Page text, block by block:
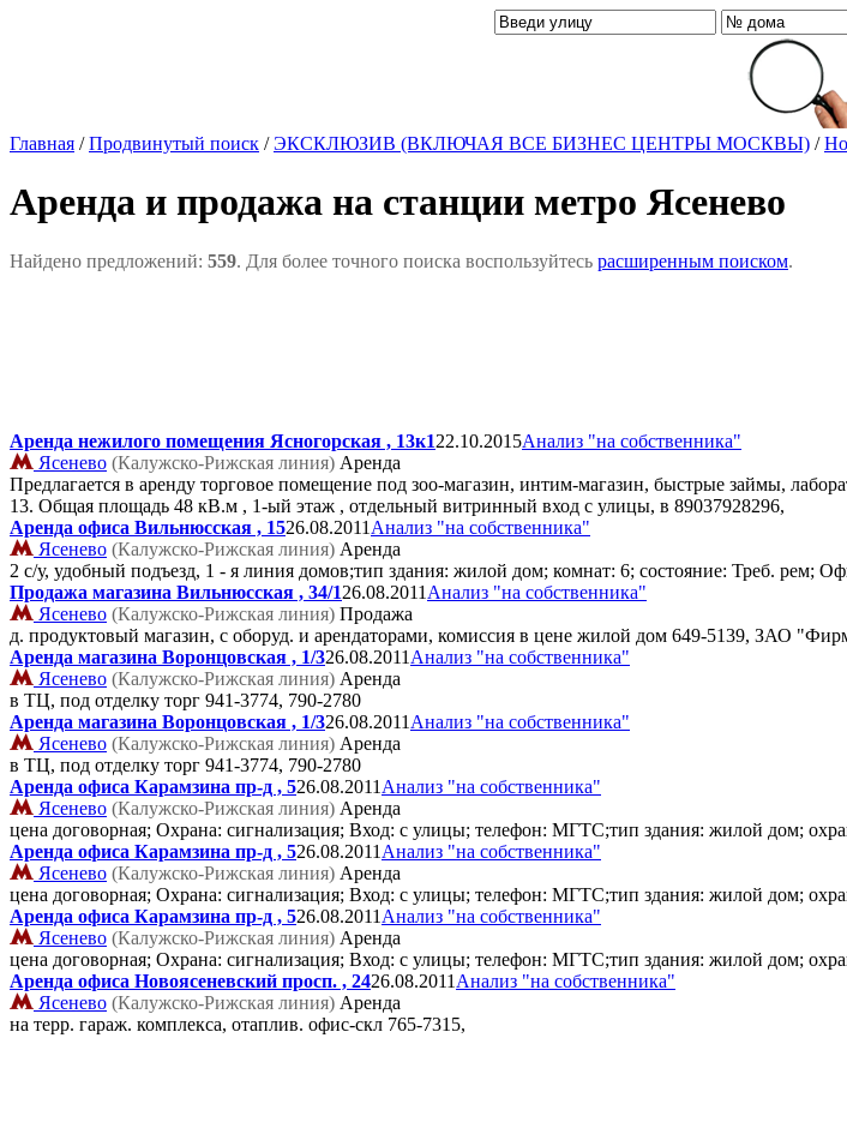
Главная /Продвинутый поиск /ЭКСКЛЮЗИВ (ВКЛЮЧАЯ ВСЕ БИЗНЕС ЦЕНТРЫ МОСКВЫ) /
Аренда и продажа на станции метро Ясенево
Найдено предложений: 559. Для более точного поиска воспользуйтесь расширенным поиском.
Аренда нежилого помещения Ясногорская , 13к122.10.2015Анализ "на собственника"
Ясенево (Калужско-Рижская линия) Аренда
Предлагается в аренду торговое помещение под зоо-магазин, интим-магазин, быстрые займы,
13. Общая площадь 48 кВ.м , 1-ый этаж , отдельный витринный вход с улицы, в 89037928296,
Аренда офиса Вильнюсская , 1526.08.2011 Анализ "на собственника"
Ясенево (Калужско-Рижская линия) Аренда
2 с/у, удобный подъезд, 1 - я линия домов;тип здания: жилой дом; комнат: 6; состояние: Треб. рем;
Продажа магазина Вильнюсская , 34/126.08.2011 Анализ "на собственника"
Ясенево (Калужско-Рижская линия) Продажа
д. продуктовый магазин, с оборуд. и арендаторами, комиссия в цене жилой дом 649-5139, ЗАО
Аренда магазина Воронцовская , 1/326.08.2011 Анализ "на собственника"
Ясенево (Калужско-Рижская линия) Аренда
в ТЦ, под отделку торг 941-3774, 790-2780
Аренда магазина Воронцовская , 1/326.08.2011 Анализ "на собственника"
Ясенево (Калужско-Рижская линия) Аренда
в ТЦ, под отделку торг 941-3774, 790-2780
Аренда офиса Карамзина пр-д , 526.08.2011 Анализ "на собственника"
Ясенево (Калужско-Рижская линия) Аренда
цена договорная; Охрана: сигнализация; Вход: с улицы; телефон: МГТС;тип здания: жилой дом;
Аренда офиса Карамзина пр-д , 526.08.2011 Анализ "на собственника"
Ясенево (Калужско-Рижская линия) Аренда
цена договорная; Охрана: сигнализация; Вход: с улицы; телефон: МГТС;тип здания: жилой дом;
Аренда офиса Карамзина пр-д , 526.08.2011 Анализ "на собственника"
Ясенево (Калужско-Рижская линия) Аренда
цена договорная; Охрана: сигнализация; Вход: с улицы; телефон: МГТС;тип здания: жилой дом;
Аренда офиса Новоясеневский просп. , 2426.08.2011 Анализ "на собственника"
Ясенево (Калужско-Рижская линия) Аренда
на терр. гараж. комплекса, отаплив. офис-скл 765-7315,